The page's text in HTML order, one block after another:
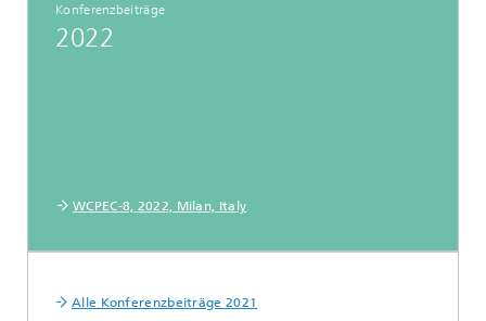
Konferenzbeiträge
2022
WCPEC-8, 2022, Milan, Italy
Alle Konferenzbeiträge 2021